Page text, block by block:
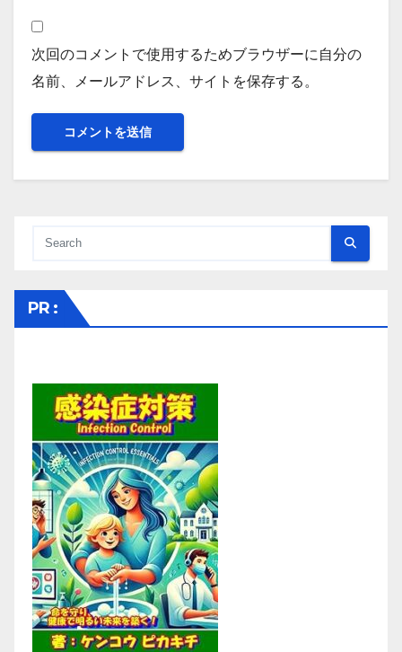
次回のコメントで使用するためブラウザーに自分の
名前、メールアドレス、サイトを保存する。
PR :